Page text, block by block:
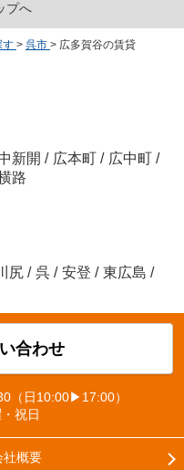
プへ
す > 呉市 > 広多賀谷の賃貸
新開 / 広本町 / 広中町 /
路
尻 / 呉 / 安登 / 東広島 /
合わせ
（日10:00▶17:00）
祝日
社概要